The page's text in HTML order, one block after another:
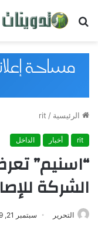
بحث
الرئيسية/
rit
أخبار الداخل
“اسنيم”
الشركة
التحرير سبتمبر 21, 2019